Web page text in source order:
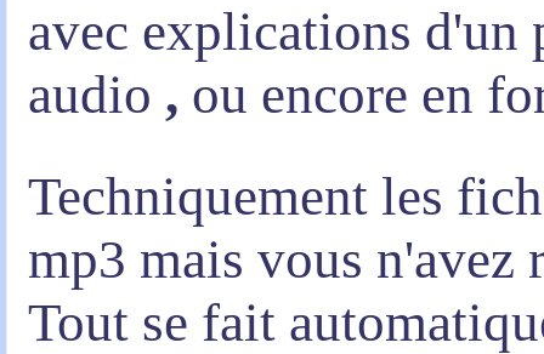
avec explications d'un
audio , ou encore en
Techniquement les
mp3 mais vous
Tout se fait